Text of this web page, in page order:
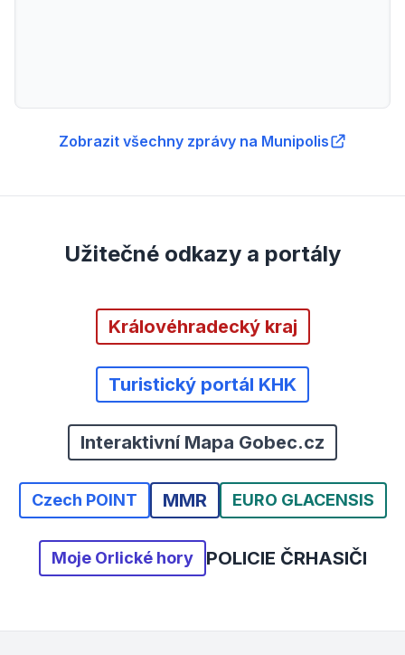
Zobrazit všechny zprávy na Munipolis
Užitečné odkazy a portály
Královéhradecký kraj
Turistický portál KHK
Interaktivní Mapa Gobec.cz
Czech POINT MMR EURO GLACENSIS
Moje Orlické hory POLICIE ČRHASIČI